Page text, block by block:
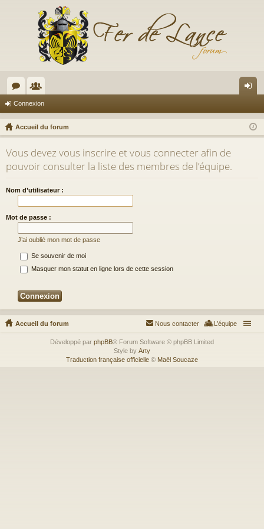
or
u
m
s
e
m
br
es
ne
xi
Connexion
Accueil du forum
Vous devez vous inscrire et vous connecter afin de
pouvoir consulter la liste des membres de l’équipe.
Nom d’utilisateur :
Mot de passe :
J’ai oublié mon mot de passe
Se souvenir de moi
Masquer mon statut en ligne lors de cette session
Accueil du forum L’équipe
Nous contacter
Développé par phpBB® Forum Software © phpBB Limited
Style by Arty
Traduction française officielle © Maël Soucaze